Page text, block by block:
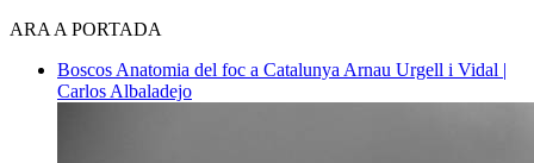
ARA A PORTADA
Boscos Anatomia del foc a Catalunya Arnau Urgell i Vidal |
Carlos Albaladejo